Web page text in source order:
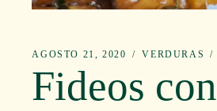
AGOSTO 21, 2020 VERDURAS
Fideos con